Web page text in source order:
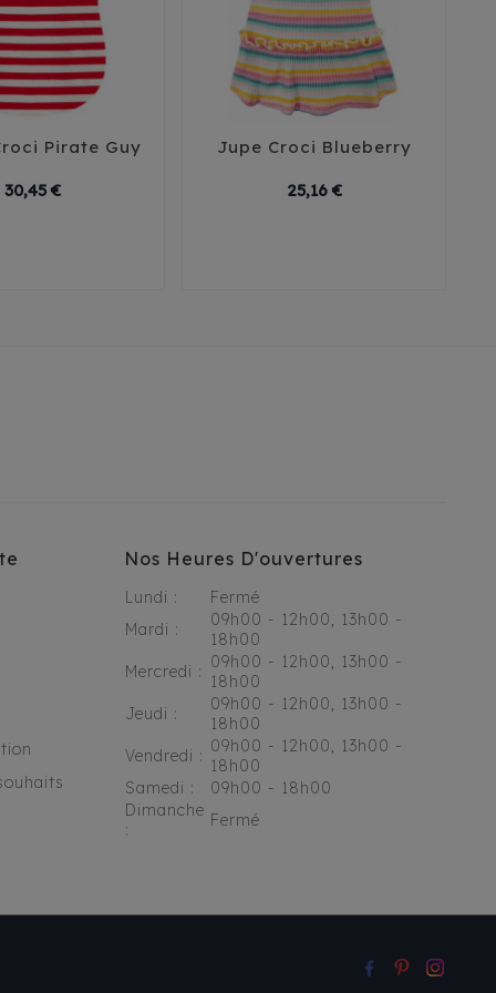
Pirate Guy
30,45 €Prix
Jupe Croci Blueberry
25,16 €Prix
Nos Heures D'ouvertures
Lundi :
Fermé
Mardi :
09h00 - 12h00, 13h00 -
18h00
Mercredi : 09h00 - 12h00, 13h00 -
18h00
Jeudi :
09h00 - 12h00, 13h00 -
18h00
Vendredi : 09h00 - 12h00, 13h00 -
18h00
Samedi :
09h00 - 18h00
Dimanche
:
Fermé